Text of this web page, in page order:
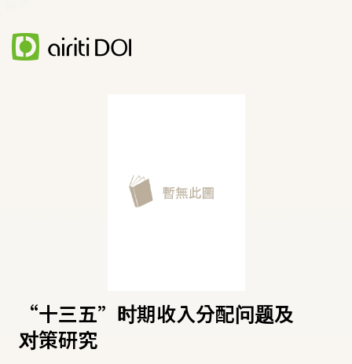
“十三五”时期收入分配问题及
对策研究